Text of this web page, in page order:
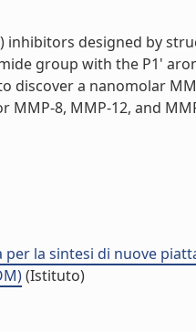
designed by
group with the P1'
discover a nanomolar
8, MMP-12, and
la sintesi di nuove
(Istituto)